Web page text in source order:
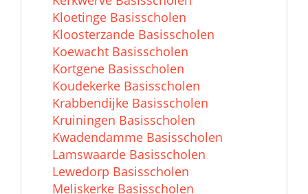
Kloetinge Basisscholen
Kloosterzande Basisscholen
Koewacht Basisscholen
Kortgene Basisscholen
Koudekerke Basisscholen
Krabbendijke Basisscholen
Kruiningen Basisscholen
Kwadendamme Basisscholen
Lamswaarde Basisscholen
Lewedorp Basisscholen
Meliskerke Basisscholen